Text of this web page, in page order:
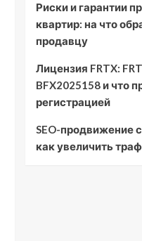
Риски и гарантии
квартир: на что
продавцу
Лицензия FRTX:
BFX2025158 и что
регистрацией
SEO-продвижение
как увеличить